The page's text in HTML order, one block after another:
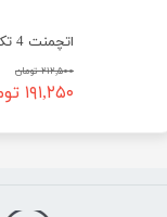
اتچمنت 4 تکه خارجی 2 سوراخ
۲۱۲,۵۰۰ تومان
۱۹۱,۲۵۰ تومان